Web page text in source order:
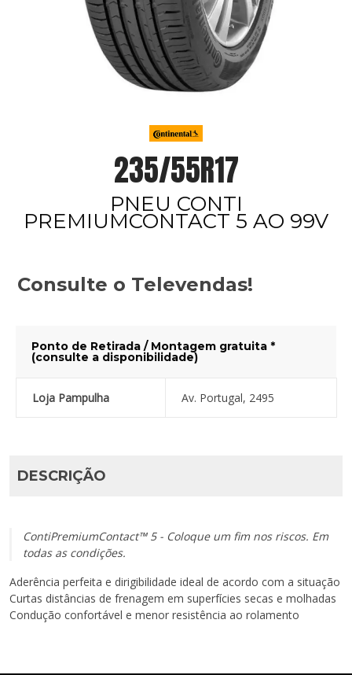
235/55R17
PNEU CONTI
PREMIUMCONTACT 5 AO 99V
Consulte o Televendas!
Ponto de Retirada / Montagem gratuita *
(consulte a disponibilidade)
Loja Pampulha Av. Portugal, 2495
DESCRIÇÃO
ContiPremiumContact™ 5 - Coloque um fim nos riscos. Em
todas as condições.
Aderência perfeita e dirigibilidade ideal de acordo com a situação
Curtas distâncias de frenagem em superfícies secas e molhadas
Condução confortável e menor resistência ao rolamento